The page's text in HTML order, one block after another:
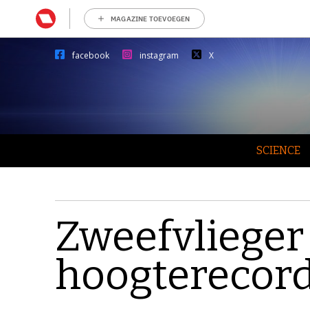
MAGAZINE TOEVOEGEN
facebook instagram X
SCIENCE